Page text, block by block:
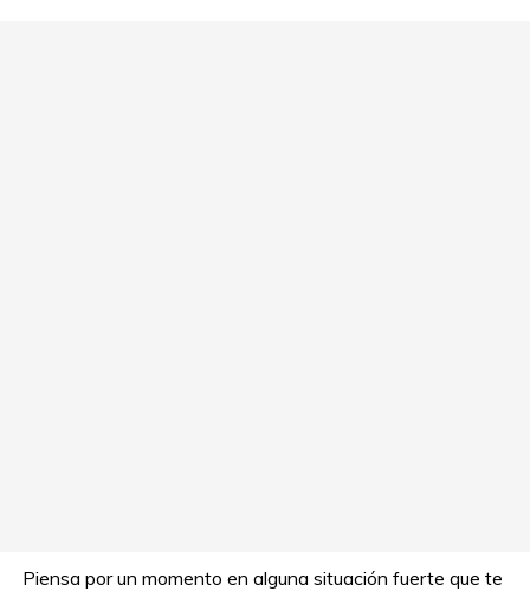
Piensa por un momento en alguna situación fuerte que te